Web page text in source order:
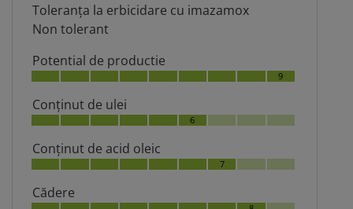
Toleranţa la erbicidare cu imazamox
Non tolerant
Potential de productie
9
Conţinut de ulei
6
Conţinut de acid oleic
7
Cădere